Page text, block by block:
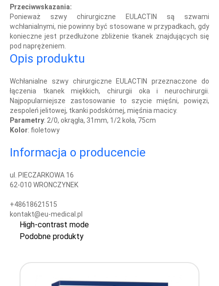
Przeciwwskazania:
Ponieważ szwy chirurgiczne EULACTIN są szwami
wchłanialnymi, nie powinny być stosowane w przypadkach, gdy
konieczne jest przedłużone zbliżenie tkanek znajdujących się
pod naprężeniem.
Opis produktu
Wchłanialne szwy chirurgiczne EULACTIN przeznaczone do
łączenia tkanek miękkich, chirurgii oka i neurochirurgii.
Najpopularniejsze zastosowanie to szycie mięśni, powięzi,
zespoleń jelitowej, tkanki podskórnej, mięśnia macicy.
Parametry: 2/0, okrągła, 31mm, 1/2 koła, 75cm
Kolor: fioletowy
Informacja o producencie
ul. PIECZARKOWA 16
62-010 WRONCZYNEK
+48618621515
kontakt@eu-medical.pl
High-contrast mode
Podobne produkty